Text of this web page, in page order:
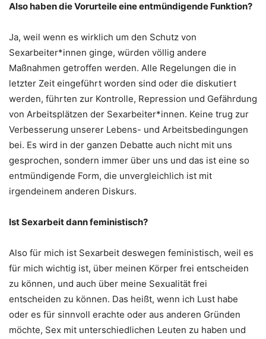
Also haben die Vorurteile eine entmündigende Funktion?
Ja, weil wenn es wirklich um den Schutz von
Sexarbeiter*innen ginge, würden völlig andere
Maßnahmen getroffen werden. Alle Regelungen die in
letzter Zeit eingeführt worden sind oder die diskutiert
werden, führten zur Kontrolle, Repression und Gefährdung
von Arbeitsplätzen der Sexarbeiter*innen. Keine trug zur
Verbesserung unserer Lebens- und Arbeitsbedingungen
bei. Es wird in der ganzen Debatte auch nicht mit uns
gesprochen, sondern immer über uns und das ist eine so
entmündigende Form, die unvergleichlich ist mit
irgendeinem anderen Diskurs.
Ist Sexarbeit dann feministisch?
Also für mich ist Sexarbeit deswegen feministisch, weil es
für mich wichtig ist, über meinen Körper frei entscheiden
zu können, und auch über meine Sexualität frei
entscheiden zu können. Das heißt, wenn ich Lust habe
oder es für sinnvoll erachte oder aus anderen Gründen
möchte, Sex mit unterschiedlichen Leuten zu haben und